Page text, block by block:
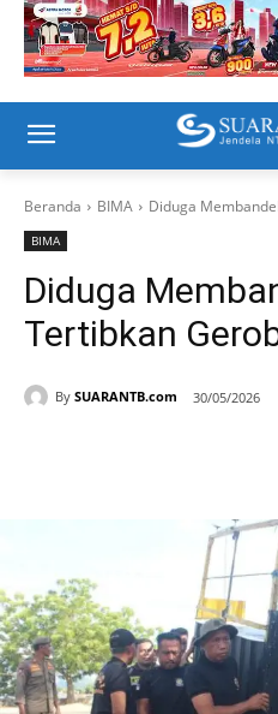
Beranda BIMA Diduga
BIMA
Diduga
Tertibkan
By SUARANTB.com 30/05/2026